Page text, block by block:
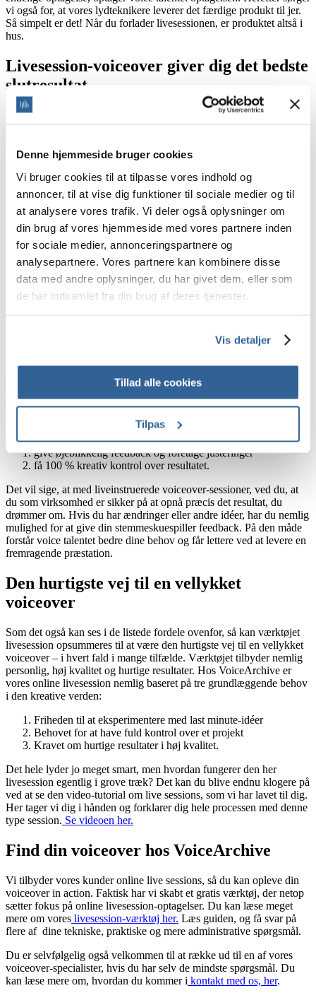
Denne hjemmeside bruger cookies
Vi bruger cookies til at tilpasse vores indhold og
annoncer, til at vise dig funktioner til sociale medier og til
at analysere vores trafik. Vi deler også oplysninger om
din brug af vores hjemmeside med vores partnere inden
for sociale medier, annonceringspartnere og
analysepartnere. Vores partnere kan kombinere disse
data med andre oplysninger, du har givet dem, eller som
de har indsamlet fra din brug af deres tjenester.
Vis detaljer
Tillad alle cookies
Tilpas
vi også for, at vores lydteknikere leverer det færdige produkt til jer.
Så simpelt er det! Når du forlader livesessionen, er produktet altså i
hus.
Livesession-voiceover giver dig det bedste
slutresultat
Ofte er der en deadline lige rundt om hjørnet, som kan gøre, at du
hvornår du får en genial idé!
Derfor kan der være mange fordele ved en voiceover-livesession.
For her får du fordelene, som gør, at du kan:
spare tid og penge (transport, studiebooking, mødeudgifter
osv.)
ramme den ønskede karakter og stil
eksperimentere med nye idéer i sidste øjeblik og udforske
forskellige fortolkninger
have fuldkommen kontrol over et projekt
opnå hurtige resultater af højeste kvalitet
sparre med stemmeskuespilleren
Det vil sige, at med liveinstruerede voiceover-sessioner, ved du, at
du som virksomhed er sikker på at opnå præcis det resultat, du
drømmer om. Hvis du har ændringer eller andre idéer, har du nemlig
mulighed for at give din stemmeskuespiller feedback. På den måde
give øjeblikkelig feedback og foretage justeringer
få 100 % kreativ kontrol over resultatet.
Det vil sige, at med liveinstruerede voiceover-sessioner, ved du, at
du som virksomhed er sikker på at opnå præcis det resultat, du
drømmer om. Hvis du har ændringer eller andre idéer, har du nemlig
mulighed for at give din stemmeskuespiller feedback. På den måde
forstår voice talentet bedre dine behov og får lettere ved at levere en
fremragende præstation.
Den hurtigste vej til en vellykket
voiceover
Som det også kan ses i de listede fordele ovenfor, så kan værktøjet
livesession opsummeres til at være den hurtigste vej til en vellykket
voiceover – i hvert fald i mange tilfælde. Værktøjet tilbyder nemlig
personlig, høj kvalitet og hurtige resultater. Hos VoiceArchive er
vores online livesession nemlig baseret på tre grundlæggende behov
i den kreative verden:
Friheden til at eksperimentere med last minute-idéer
Behovet for at have fuld kontrol over et projekt
Kravet om hurtige resultater i høj kvalitet.
Det hele lyder jo meget smart, men hvordan fungerer den her
livesession egentlig i grove træk? Det kan du blive endnu klogere på
ved at se den video-tutorial om live sessions, som vi har lavet til dig.
Her tager vi dig i hånden og forklarer dig hele processen med denne
type session. Se videoen her.
Find din voiceover hos VoiceArchive
Vi tilbyder vores kunder online live sessions, så du kan opleve din
voiceover in action. Faktisk har vi skabt et gratis værktøj, der netop
sætter fokus på online livesession-optagelser. Du kan læse meget
mere om vores livesession-værktøj her. Læs guiden, og få svar på
flere af dine tekniske, praktiske og mere administrative spørgsmål.
Du er selvfølgelig også velkommen til at række ud til en af vores
voiceover-specialister, hvis du har selv de mindste spørgsmål. Du
kan læse mere om, hvordan du kommer i kontakt med os, her.